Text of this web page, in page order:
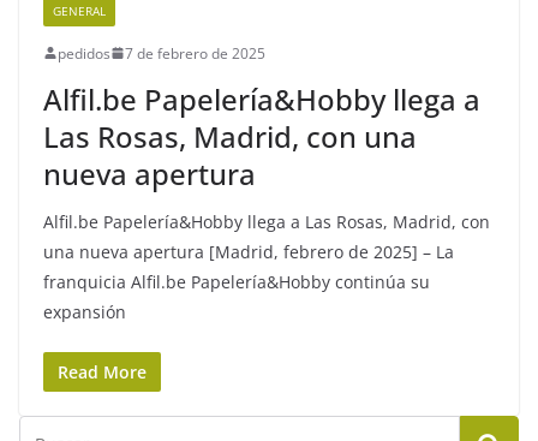
GENERAL
pedidos 7 de febrero de 2025
Alfil.be Papelería&Hobby llega a
Las Rosas, Madrid, con una
nueva apertura
Alfil.be Papelería&Hobby llega a Las Rosas, Madrid, con
una nueva apertura [Madrid, febrero de 2025] – La
franquicia Alfil.be Papelería&Hobby continúa su
expansión
Read More